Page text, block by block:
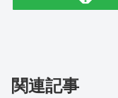
関連記事